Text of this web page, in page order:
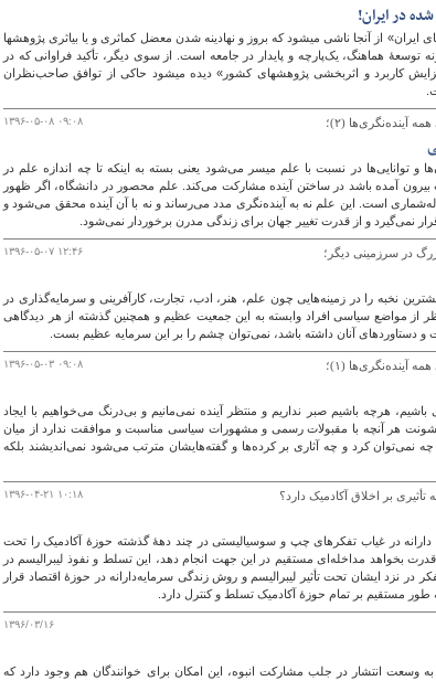
در ایران!
اهمیت توجه به «اثربخشی پژوهش‎های ایران» از آنجا ناشی می‎شود که بروز و نهادینه شدن معضل کم‎اثری و یا بی‎اثری پژوهش‎ها
توسعۀ هماهنگ، یک‌پارچه و پایدار در جامعه است. از سوی دیگر، تأکید فراوانی که در
سیاست‎های کلی و سایر اسناد بالادستی نظام به مسئلۀ «افزایش کاربرد و اثربخشی پژوهش‎های کشور» دیده می‎شود حاکی از توافق صاحب‌نظران
۱۳۹۶-۰۵-۰۸ ۰۹:۰۸ آینده‌نگری‌ها (۲)؛
و توانایی‌ها در نسبت با علم میسر می‌شود یعنی بسته به اینکه تا چه اندازه علم در
بیرون آمده باشد در ساختن آینده مشارکت می‌کند. علم محصور در دانشگاه، اگر ظهور
است. این علم نه به آینده‌نگری مدد می‌رساند و نه با آن آینده محقق می‌شود و
نمی‌گیرد و از قدرت تغییر جهان برای زندگی مدرن برخوردار نمی‌شود.
۱۳۹۶-۰۵-۰۷ ۱۲:۴۶ در سرزمینی دیگر؛
نخبه را در زمینه‌هایی چون علم، هنر، ادب، تجارت، کارآفرینی و سرمایه‌گذاری در
از مواضع سیاسی افراد وابسته به این جمعیت عظیم و همچنین گذشته از هر دیدگاهی
و دستاوردهای آنان داشته باشد، نمی‌توان چشم را بر این سرمایه عظیم بست.
۱۳۹۶-۰۵-۰۳ ۰۹:۰۸ آینده‌نگری‌ها (۱)؛
هرچه باشیم صبر نداریم و منتظر آینده نمی‌مانیم و بی‌درنگ می‌خواهیم با ایجاد
خشونت هر آنچه با مقبولات رسمی و مشهورات سیاسی مناسبت و موافقت ندارد از میان
چه نمی‌توان کرد و چه آثاری بر کرده‌ها و گفته‌هایشان مترتب می‌شود نمی‌اندیشند بلکه
۱۳۹۶-۰۴-۲۱ ۱۰:۱۸ بر اخلاق آکادمیک دارد؟
دارانه در غیاب تفکرهای چپ و سوسیالیستی در چند دهۀ گذشته حوزۀ آکادمیک را تحت
قدرت بخواهد مداخله‌ای مستقیم در این جهت انجام دهد، این تسلط و نفوذ لیبرالیسم در
در نزد ایشان تحت تأثیر لیبرالیسم و روش زندگی سرمایه‌دارانه در حوزۀ اقتصاد قرار
طور مستقیم بر تمام حوزۀ آکادمیک تسلط و کنترل دارد.
۱۳۹۶/۰۳/۱۶
به وسعت انتشار در جلب مشارکت انبوه، این امکان برای خوانندگان هم وجود دارد که